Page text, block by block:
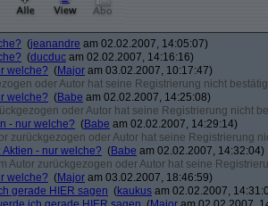
(jeanandre am 02.02.2007, 14:05:07)
(ducduc am 02.02.2007, 14:16:16)
welche? (Major am 03.02.2007, 10:17:47)
oder Autor hat seine Registrierung nicht
welche? (Babe am 02.02.2007, 14:25:08)
oder Autor hat seine Registrierung nicht
- nur welche? (Babe am 02.02.2007, 14:29:14)
zurückgezogen oder Autor hat seine Registrierung
Aktien - nur welche? (Babe am 02.02.2007, 14:32:04)
Autor zurückgezogen oder Autor hat seine
welche? (Major am 03.02.2007, 18:46:59)
gerade HIER sagen (kaukus am 02.02.2007,